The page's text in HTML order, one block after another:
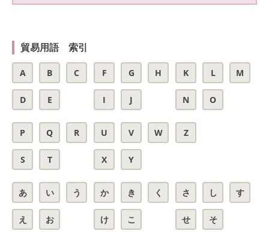
貿易用語 索引
A B C
D E
F G H
I J
K L M
N O
P Q R
S T
U V W
X Y
Z
あ い う
え お
か き く
け こ
さ し す
せ そ